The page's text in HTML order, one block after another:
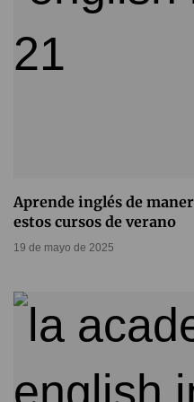
Aprende inglés de
estos cursos de verano
19 de mayo de 2025